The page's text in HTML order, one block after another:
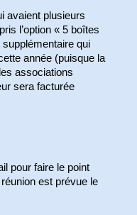
avaient plusieurs
l’option « 5 boîtes
qui
année (puisque la
associations
sera facturée
pour faire le point
est prévue le